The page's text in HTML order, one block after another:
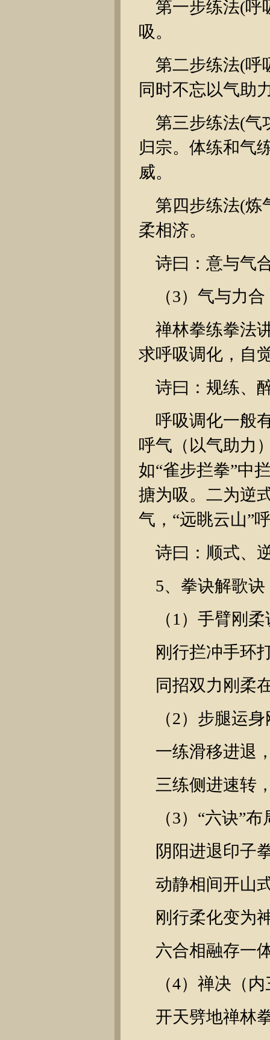
第一步练法(呼
吸。
第二步练法(呼
同时不忘以气助
第三步练法(气
归宗。体练和气
威。
第四步练法(炼
柔相济。
诗曰：意与气
（3）气与力合
禅林拳练拳法
求呼吸调化，自
诗曰：规练、
呼吸调化一般
呼气（以气助力
如“雀步拦拳”中
搪为吸。二为逆
气，“远眺云山”
诗曰：顺式、
5、拳诀解歌诀
（1）手臂刚
刚行拦冲手环
同招双力刚柔
（2）步腿运
一练滑移进退
三练侧进速转
（3）“六诀”
阴阳进退印子
动静相间开山
刚行柔化变为
六合相融存一
（4）禅决（
开天劈地禅林